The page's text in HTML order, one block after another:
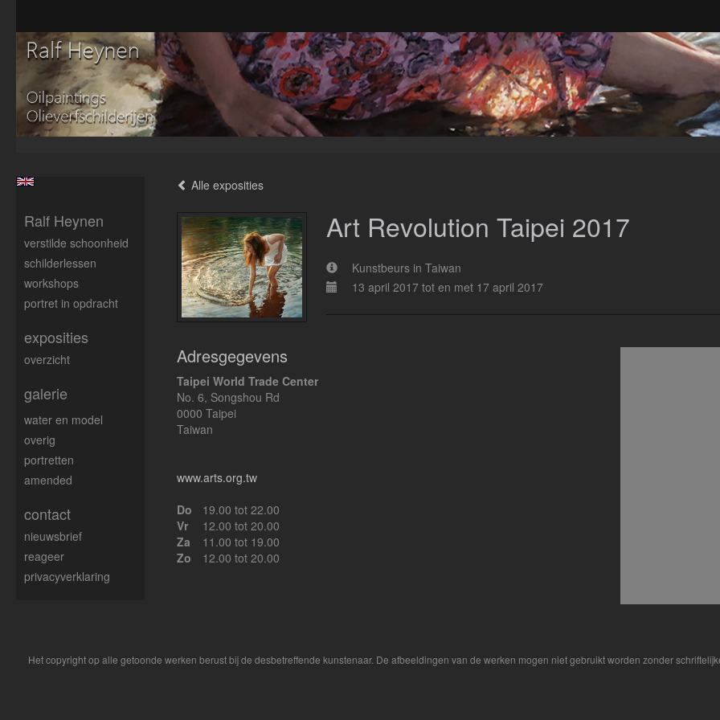
Alle exposities
Art Revolution Taipei 2017
Kunstbeurs in Taiwan
13 april 2017 tot en met 17 april 2017
Adresgegevens
Taipei World Trade Center
No. 6, Songshou Rd
0000 Taipei
Taiwan
www.arts.org.tw
Do
19.00 tot 22.00
Vr
12.00 tot 20.00
Za
11.00 tot 19.00
Zo
12.00 tot 20.00
Ralf Heynen
verstilde schoonheid
schilderlessen
workshops
portret in opdracht
exposities
overzicht
galerie
water en model
overig
portretten
amended
contact
nieuwsbrief
reageer
privacyverklaring
Het copyright op alle getoonde werken berust bij de desbetreffende kunstenaar. De afbeeldingen van de werken mogen niet gebruikt worden zonder